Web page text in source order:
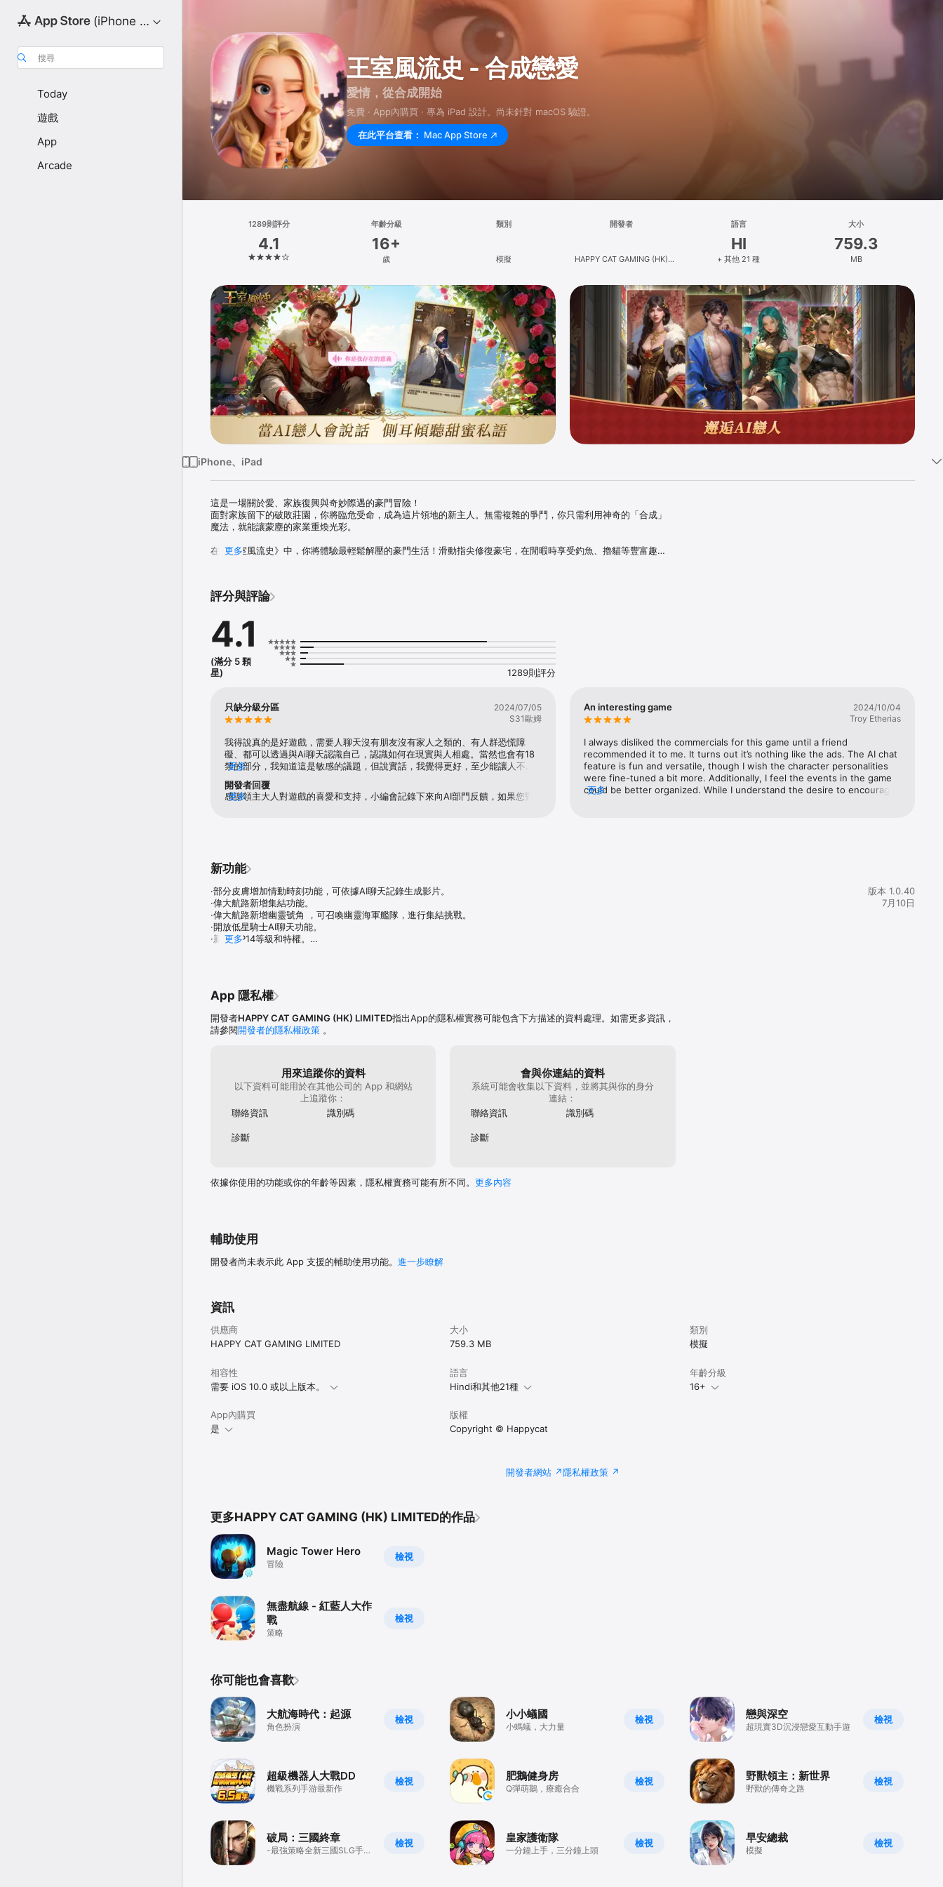
(iPhone 版)
搜尋
Today
遊戲
App
Arcade
王室風流史 - 合成戀愛
愛情，從合成開始
免費 · App內購買 · 專為 iPad 設計。尚未針對 macOS 驗證。
在此平台查看： Mac App Store
1289則評分
4.1
年齡分級
16+
歲
類別
模擬
開發者
HAPPY CAT GAMING (HK)
語言
HI
+ 其他 21 種
大小
759.3
MB
iPhone、iPad
這是一場關於愛、家族復興與奇妙際遇的豪門冒險！
面對家族留下的破敗莊園，你將臨危受命，成為這片領地的新主人。無需複雜的爭鬥，你只需利用神奇的「合成」
魔法，就能讓蒙塵的家業重煥光彩。
在《王室風流史》中，你將體驗最輕鬆解壓的豪門生活！滑動指尖修復豪宅，在閒暇時享受釣魚、擼貓等豐富趣
【遊戲特色】
拒絕燒腦，只需滑動指尖，將兩個相同的物品合成更高級的道具！清理廢墟、修復被破壞的大宅、解鎖豪華陳設。
看著破舊的房間在手中變為金碧輝煌的宮殿，用你的品味讓這片領地重新成為上流社會的中心。
◆ 擬真AI，沉浸式戀愛體驗
告別冷冰冰的紙片人！遊戲搭載成熟先進的AI系統，你的伴侶會精準回應你的每一份心情。無論是早安的溫情問候，
◆ 靈動萌寵，會聊天的貼身夥伴
暢的對話交流。精心餵養並訓練牠們，在孤單的時候，這些小傢伙將是你最忠實的傾聽者與開心果。
◆ 浪漫邂逅，攻略心動後宮
隨著莊園逐漸恢復往日榮光，你的名聲也將吸引無數目光。在修復家業的旅途中，你將不斷邂逅性格迥異的異性
——從守護你的騎士到神祕的異域來客。通過互動與約會，贏得他們的愛慕，解鎖專屬的甜蜜劇情，建立令人艷羨
的龐大後宮。
壓小遊戲隨心切換，讓你的豪門日子樂趣無窮。
◆ 定製形象，展現迷人風采
利用強大AI技術，只需上傳照片即可創建專屬於你的角色！以最完美的理想形象進入豪門社交圈，無論是與戀人共
舞，還是帶愛寵漫步，你都是全場矚目的焦點。
舊的時代已經結束，愛與繁榮的新篇章正等你開啟！
現在就下載《王室風流史》，滑動指尖，邂逅真愛，建立屬於你的傳奇家業！
更多
評分與評論
4.1
(滿分 5 顆
星)
1289則評分
只缺分級分區
2024/07/05
S31歐姆
我得說真的是好遊戲，需要人聊天沒有朋友沒有家人之類的、有人群恐慌障
礙、都可以透過與Ai聊天認識自己，認識如何在現實與人相處。當然也會有18
禁的部分，我知道這是敏感的議題，但說實話，我覺得更好，至少能讓人不想
被外界看到的一面得到釋放，我認為有助於降低社會性犯罪的機率，並學習在
不傷害他人、不犯法的情況下互相尊重性向與性癖好。對於檢舉者刻意壓抑、
打壓對於性教育、兩性教育、人與人間最基本尊重等都容易偏激成負面，無知
更多
開發者回覆
感謝領主大人對遊戲的喜愛和支持，小編會記錄下來向AI部門反饋，如果您對
更多
An interesting game
2024/10/04
Troy Etherias
I always disliked the commercials for this game until a friend
recommended it to me. It turns out it’s nothing like the ads. The AI chat
feature is fun and versatile, though I wish the character personalities
were fine-tuned a bit more. Additionally, I feel the events in the game
could be better organized. While I understand the desire to encourage
更多
新功能
·部分皮膚增加情動時刻功能，可依據AI聊天記錄生成影片。
·偉大航路新增集結功能。
·偉大航路新增幽靈號角 ，可召喚幽靈海軍艦隊，進行集結挑戰。
·開放低星騎士AI聊天功能。
·新增VIP14等級和特權。
更多
版本 1.0.40
7月10日
App 隱私權
開發者HAPPY CAT GAMING (HK) LIMITED指出App的隱私權實務可能包含下方描述的資料處理。如需更多資訊，
請參閱開發者的隱私權政策 。
用來追蹤你的資料
以下資料可能用於在其他公司的 App 和網站
上追蹤你：
聯絡資訊
識別碼
診斷
會與你連結的資料
系統可能會收集以下資料，並將其與你的身分
連結：
聯絡資訊
識別碼
診斷
依據你使用的功能或你的年齡等因素，隱私權實務可能有所不同。 更多內容
輔助使用
開發者尚未表示此 App 支援的輔助使用功能。 進一步瞭解
資訊
供應商
HAPPY CAT GAMING LIMITED
大小
759.3 MB
類別
模擬
相容性
需要 iOS 10.0 或以上版本。
語言
Hindi和其他21種
年齡分級
16+
App內購買
是
版權
Copyright © Happycat
開發者網站 隱私權政策
更多HAPPY CAT GAMING (HK) LIMITED的作品
檢視
Magic Tower Hero
冒險
檢視
無盡航線 - 紅藍人大作
戰
策略
你可能也會喜歡
檢視
大航海時代：起源
角色扮演
檢視
超級機器人大戰DD
機戰系列手游最新作
檢視
破局：三國終章
-最強策略全新三國SLG手
檢視
小小蟻國
小螞蟻，大力量
檢視
肥鵝健身房
Q彈萌鵝，療癒合合
檢視
皇家護衛隊
一分鐘上手，三分鐘上頭
檢視
戀與深空
超現實3D沉浸戀愛互動手遊
檢視
野獸領主：新世界
野獸的傳奇之路
檢視
早安總裁
模擬